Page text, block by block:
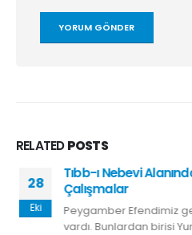
RELATEDPOSTS
28
Eki
Tıbb-ı Nebevi
Çalışmalar
Peygamber Efendimiz
vardı. Bunlardan birisi